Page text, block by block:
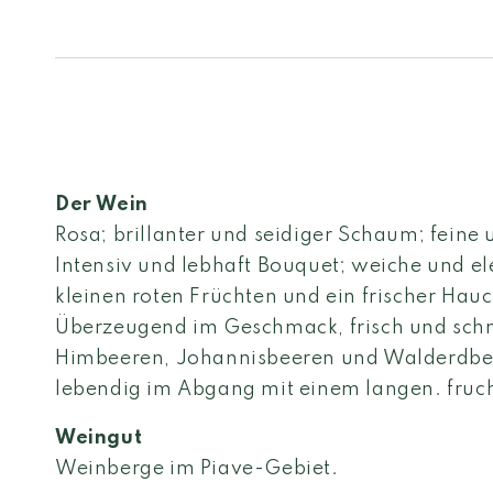
Der Wein
Rosa; brillanter und seidiger Schaum; feine
Intensiv und lebhaft Bouquet; weiche und
kleinen roten Früchten und ein frischer
Überzeugend im Geschmack, frisch und
Himbeeren, Johannisbeeren und
lebendig im Abgang mit einem langen.
Weingut
Weinberge im Piave-Gebiet.